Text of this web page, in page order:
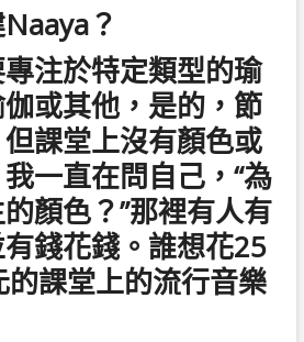
？
注於特定類型的瑜
或其他，是的，節
課堂上沒有顏色或
一直在問自己，“為
顏色？”那裡有人有
錢花錢。誰想花25
課堂上的流行音樂